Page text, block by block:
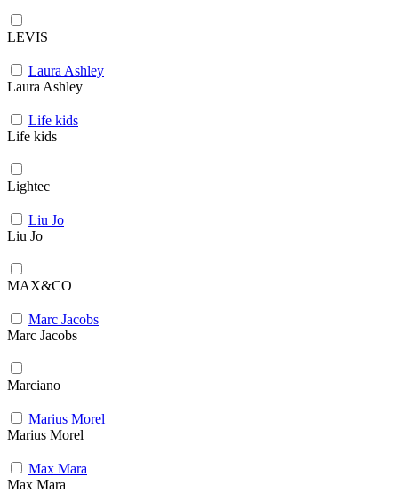
LEVIS
Laura Ashley
Laura Ashley
Life kids
Life kids
Lightec
Liu Jo
Liu Jo
MAX&CO
Marc Jacobs
Marc Jacobs
Marciano
Marius Morel
Marius Morel
Max Mara
Max Mara